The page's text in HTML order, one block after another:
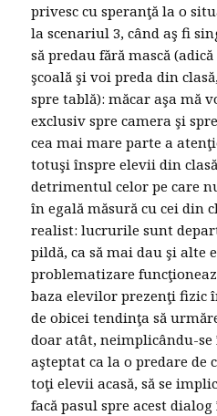
privesc cu speranţă la o
la scenariul 3, când aş fi
să predau fără mască
şcoală şi voi preda din
spre tablă): măcar aşa mă
exclusiv spre camera şi
cea mai mare parte a
totuşi înspre elevii din
detrimentul celor pe care
în egală măsură cu cei din
realist: lucrurile sunt
pildă, ca să mai dau şi alte
problematizare
baza elevilor prezenţi fizic
de obicei tendinţa să
doar atât, neimplicându-se
aşteptat ca la o predare de
toţi elevii acasă, să se
facă pasul spre acest